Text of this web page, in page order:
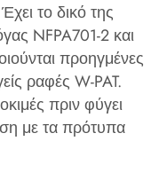
το δικό της
NFPA701-2 και
προηγμένες
ραφές W-PAT.
πριν φύγει
με τα πρότυπα